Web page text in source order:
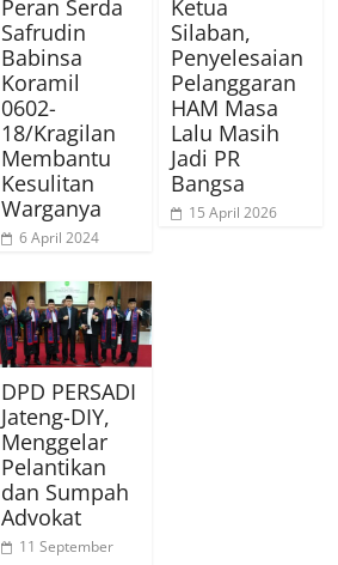
Peran Serda
Safrudin
Babinsa
Koramil
0602-
18/Kragilan
Membantu
Kesulitan
Warganya
6 April 2024
Ketua
Silaban,
Penyelesaian
Pelanggaran
HAM Masa
Lalu Masih
Jadi PR
Bangsa
15 April 2026
DPD PERSADI
Jateng-DIY,
Menggelar
Pelantikan
dan Sumpah
Advokat
11 September